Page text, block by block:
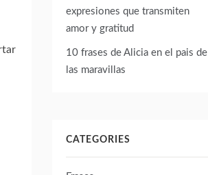
expresiones que transmiten
amor y gratitud
10 frases de Alicia en el pais de
las maravillas
CATEGORIES